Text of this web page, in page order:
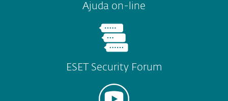
Ajuda on-line
ESET Security Forum